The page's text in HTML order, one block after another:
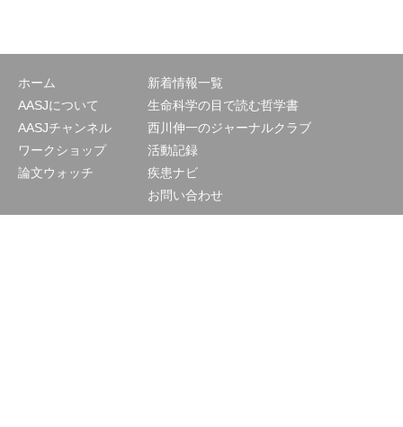
ホーム
AASJについて
AASJチャンネル
ワークショップ
論文ウォッチ
新着情報一覧
生命科学の目で読む哲学書
西川伸一のジャーナルクラブ
活動記録
疾患ナビ
お問い合わせ